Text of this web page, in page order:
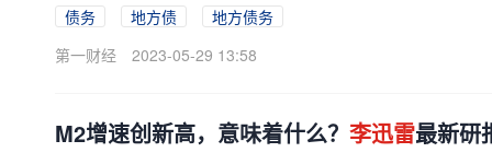
债务 地方债
地方债务
第一财经
2023-05-29 13:58
M2增速创新高，意味着什么？ 李迅雷最新研